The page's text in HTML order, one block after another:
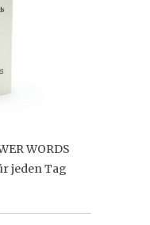
WORDS
jeden Tag